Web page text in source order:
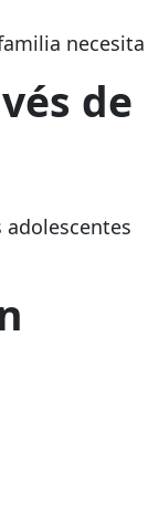
necesita
de